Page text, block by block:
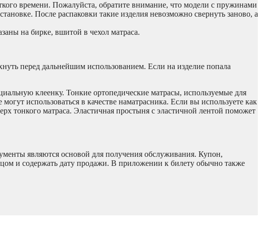
времени. Пожалуйста, обратите внимание, что модели с пружинами
После распаковки такие изделия невозможно свернуть заново, а
на бирке, вшитой в чехол матраса.
перед дальнейшим использованием. Если на изделие попала
клеенку. Тонкие ортопедические матрасы, используемые для
использоваться в качестве наматрасника. Если вы используете как
тонкого матраса. Эластичная простыня с эластичной лентой поможет
являются основой для получения обслуживания. Купон,
и содержать дату продажи. В приложении к билету обычно также